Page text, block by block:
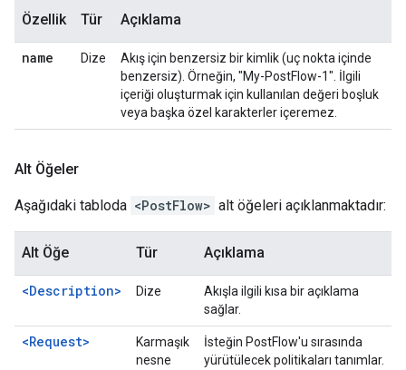
Özellik Tür Açıklama
name Dize
Akış için benzersiz bir kimlik (uç nokta içinde
benzersiz). Örneğin, "My-PostFlow-1". İlgili
içeriği oluşturmak için kullanılan değeri boşluk
veya başka özel karakterler içeremez.
Alt Öğeler
Aşağıdaki tabloda <PostFlow> alt öğeleri açıklanmaktadır:
Alt Öğe Tür Açıklama
<Description> Dize
Akışla ilgili kısa bir açıklama
sağlar.
<Request>
Karmaşık
nesne
İsteğin PostFlow'u sırasında
yürütülecek politikaları tanımlar.